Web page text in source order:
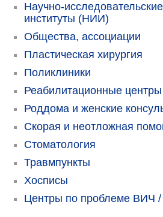
Научно-исследовательские
институты (НИИ)
Общества, ассоциации
Пластическая хирургия
Поликлиники
Реабилитационные центры
Роддома и женские
Скорая и неотложная
Стоматология
Травмпункты
Хосписы
Центры по проблеме ВИЧ